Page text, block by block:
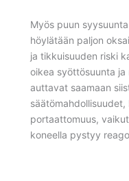
Myös puun
höylätään paljon
ja tikkuisuuden riski
oikea syöttösuunta
auttavat saamaan
portaattomuus,
koneella pystyy